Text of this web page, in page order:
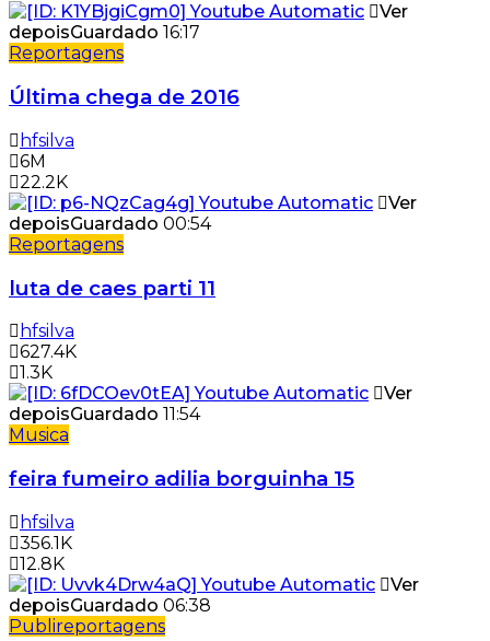
Ver
depoisGuardado 16:17
Reportagens
Última chega de 2016
hfsilva
6M
22.2K
Ver
depoisGuardado 00:54
Reportagens
luta de caes parti 11
hfsilva
627.4K
1.3K
Ver
depoisGuardado 11:54
Musica
feira fumeiro adilia borguinha 15
hfsilva
356.1K
12.8K
Ver
depoisGuardado 06:38
Publireportagens